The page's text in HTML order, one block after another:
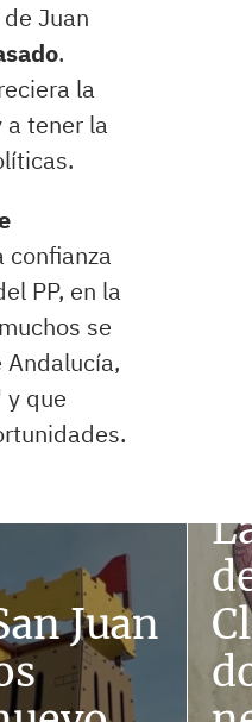
Juan
.
la
tener la
confianza
PP, en la
se
y que
Juan